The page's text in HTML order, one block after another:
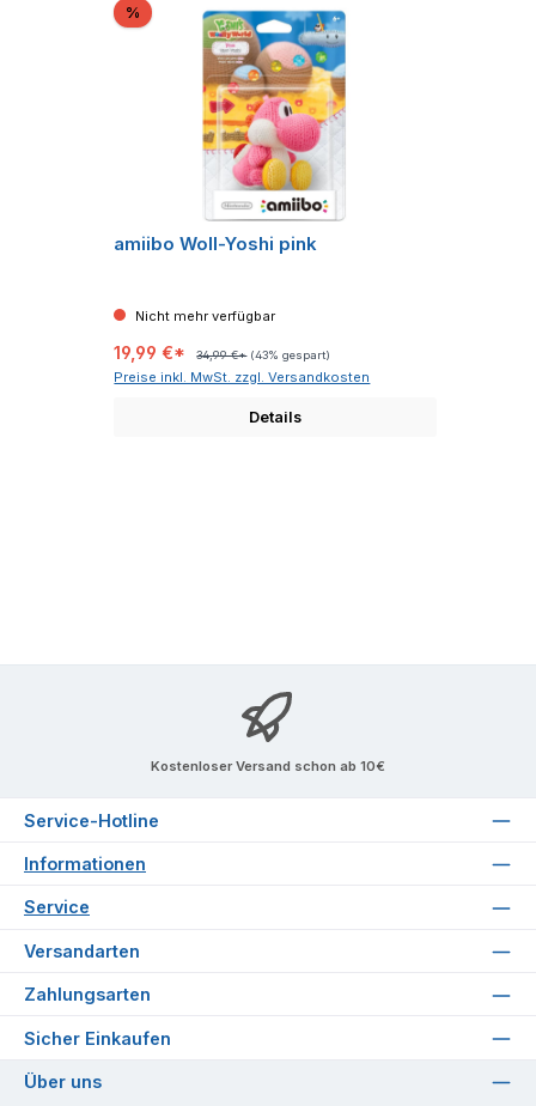
% Rabatt
amiibo Woll-Yoshi pink
Nicht mehr verfügbar
19,99 €* 34,99 €* (43% gespart)
Preise inkl. MwSt. zzgl. Versandkosten
Details
Kostenloser Versand schon ab 10€
Service-Hotline
Informationen
Service
Versandarten
Zahlungsarten
Sicher Einkaufen
Über uns